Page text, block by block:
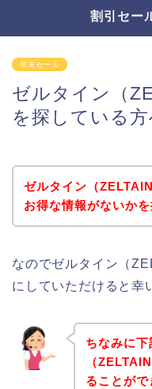
割引セー
年末セール
ゼルタイン（
を探している方
ゼルタイン（
お得な情報がないか
なのでゼルタイン（
にしていただけると幸
ちなみに
（
ることが